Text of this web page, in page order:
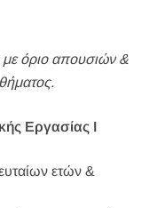
όριο απουσιών &
Εργασίας Ι
ετών &